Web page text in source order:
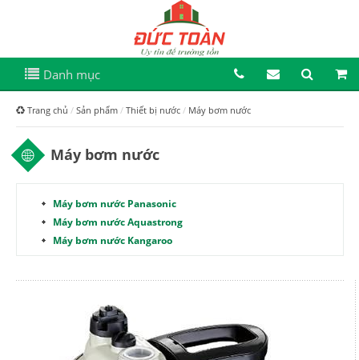
Danh mục
Trang chủ Sản phẩm Thiết bị nước Máy bơm nước
Máy bơm nước
Máy bơm nước Panasonic
Máy bơm nước Aquastrong
Máy bơm nước Kangaroo